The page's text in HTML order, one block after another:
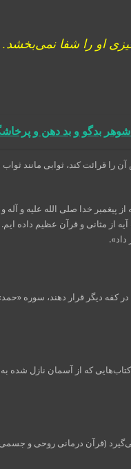
او را شفا
بدگو و بد دهن و
قرائت کند، ثوابی مانند ثواب
خدا صلی الله علیه و آله
از مثانی و قرآن عظیم داده ایم.
کفه دیگر قرار دهند، سوره
که از آسمان نازل شده به
(قرآن درمانی روحی و جسمی، ص